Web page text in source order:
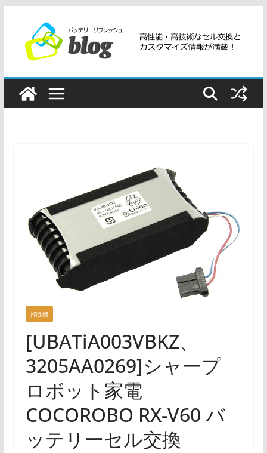
ツ
掃除機
[UBATiA003VBKZ、
3205AA0269]シャープ
ロボット家電
COCOROBO RX-V60 バ
ッテリーセル交換